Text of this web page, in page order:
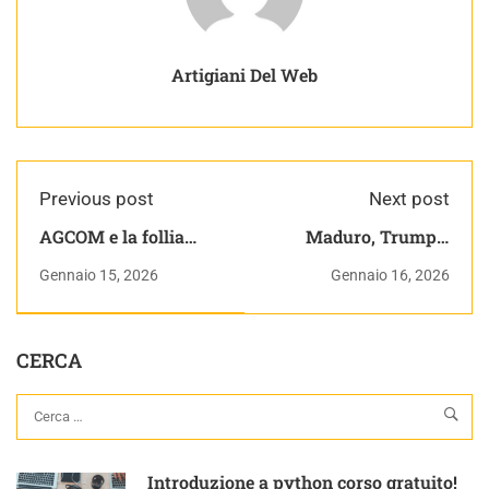
Artigiani Del Web
Previous post
AGCOM e la follia
Gennaio 15, 2026
Next post
Maduro, Trump e
Gennaio 16, 2026
CERCA
Introduzione a python corso gratuito!